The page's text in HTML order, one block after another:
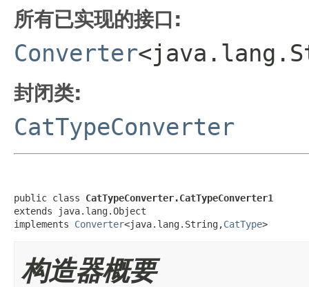
所有已实现的接口:
Converter
封闭类:
CatTypeConverter
public class CatTypeConverter.CatTypeConverter1
extends java.lang.Object
implements Converter<java.lang.String,CatType>
构造器概要